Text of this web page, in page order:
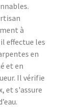
à
effectue les
en
et en
Il vérifie
et s'assure